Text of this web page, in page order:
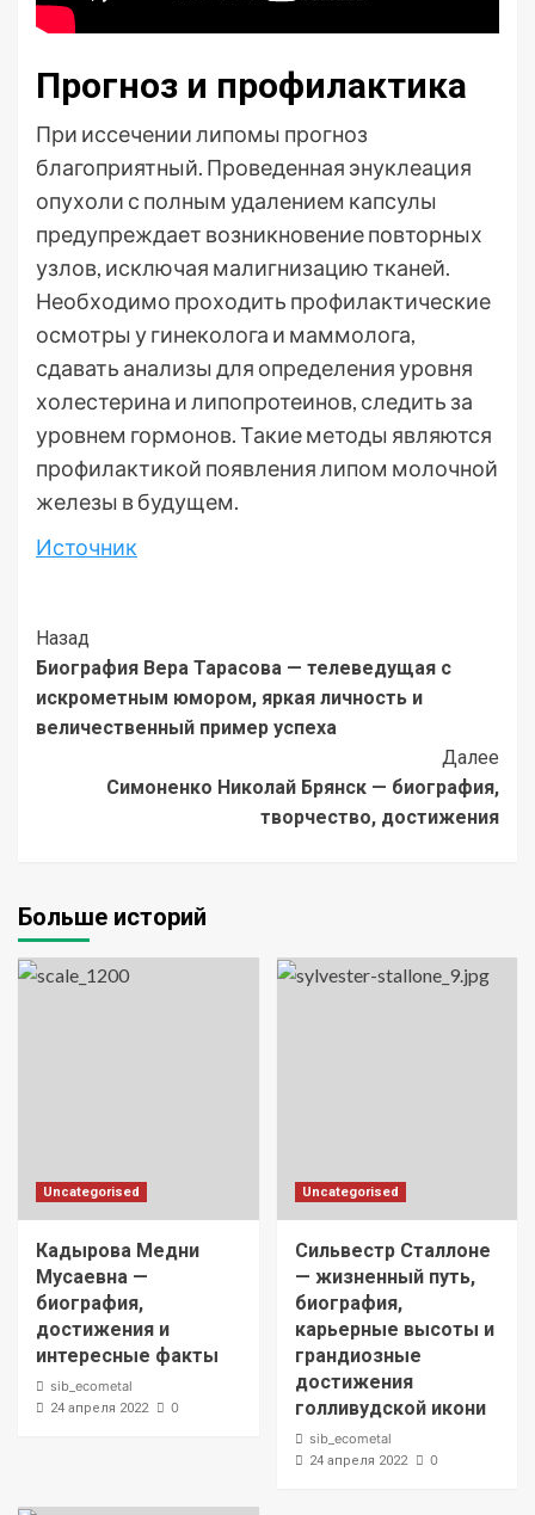
Прогноз и профилактика
При иссечении липомы прогноз
благоприятный. Проведенная энуклеация
опухоли с полным удалением капсулы
предупреждает возникновение повторных
узлов, исключая малигнизацию тканей.
Необходимо проходить профилактические
осмотры у гинеколога и маммолога,
сдавать анализы для определения уровня
холестерина и липопротеинов, следить за
уровнем гормонов. Такие методы являются
профилактикой появления липом молочной
железы в будущем.
Источник
Post
Navigation
Назад
Биография Вера Тарасова — телеведущая с
искрометным юмором, яркая личность и
величественный пример успеха
Далее
Симоненко Николай Брянск — биография,
творчество, достижения
Больше историй
Uncategorised
Кадырова Медни
Мусаевна —
биография,
достижения и
интересные факты
sib_ecometal
24 апреля 2022 0
Uncategorised
Сильвестр Сталлоне
— жизненный путь,
биография,
карьерные высоты и
грандиозные
достижения
голливудской икони
sib_ecometal
24 апреля 2022 0